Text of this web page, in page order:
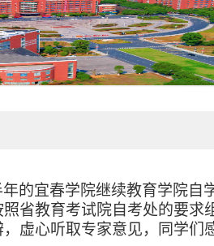
的宜春学院继续教育学院自
省教育考试院自考处的要
虚心听取专家意见，同学们